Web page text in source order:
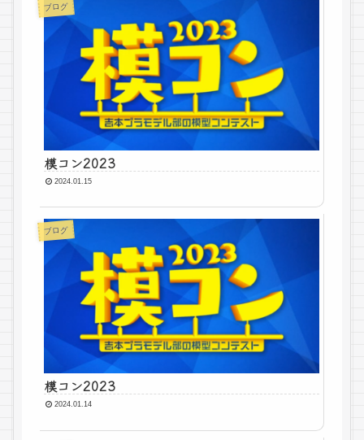
ブログ
模コン2023
2024.01.15
ブログ
模コン2023
2024.01.14